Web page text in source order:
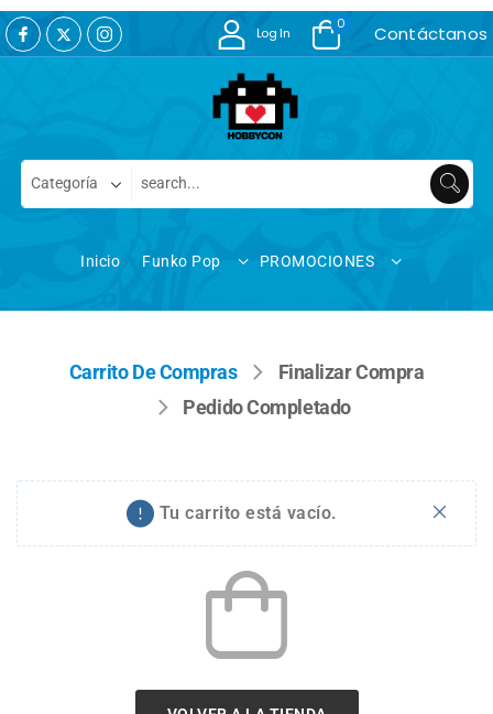
Log In
0 Contáctanos
Inicio Funko Pop PROMOCIONES
Carrito De Compras
Finalizar Compra
Pedido Completado
Tu carrito está vacío.